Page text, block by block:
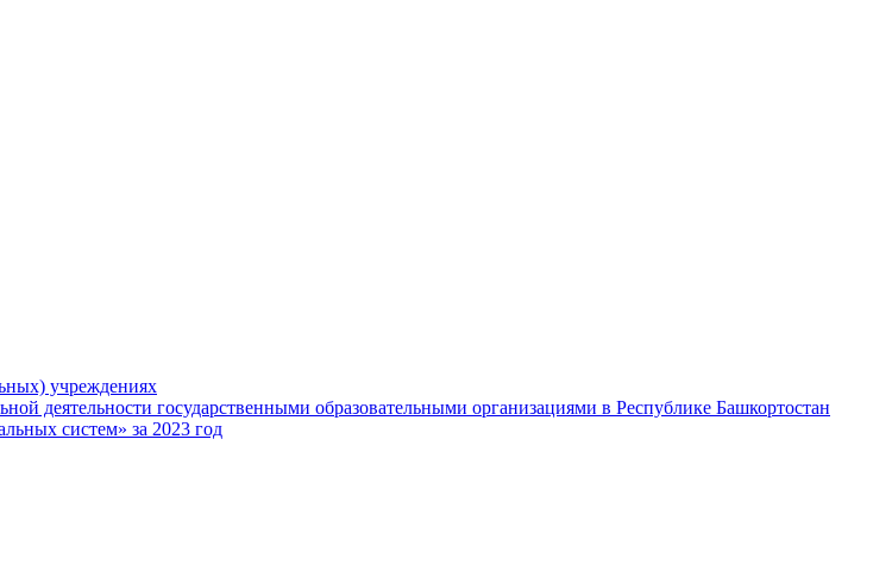
учреждениях
деятельности государственными образовательными организациями в Республике Башкортостан
систем» за 2023 год